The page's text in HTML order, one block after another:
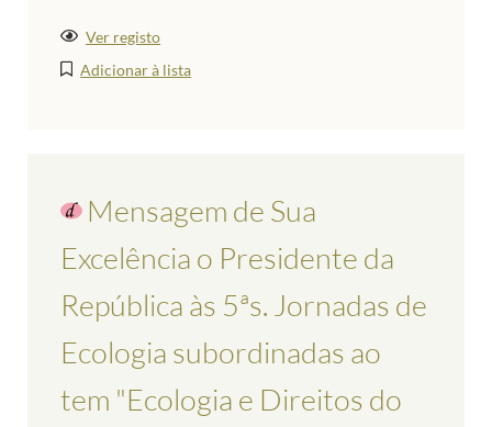
Ver registo
Adicionar à lista
Mensagem de Sua
Excelência o Presidente da
República às 5ªs. Jornadas de
Ecologia subordinadas ao
tem "Ecologia e Direitos do